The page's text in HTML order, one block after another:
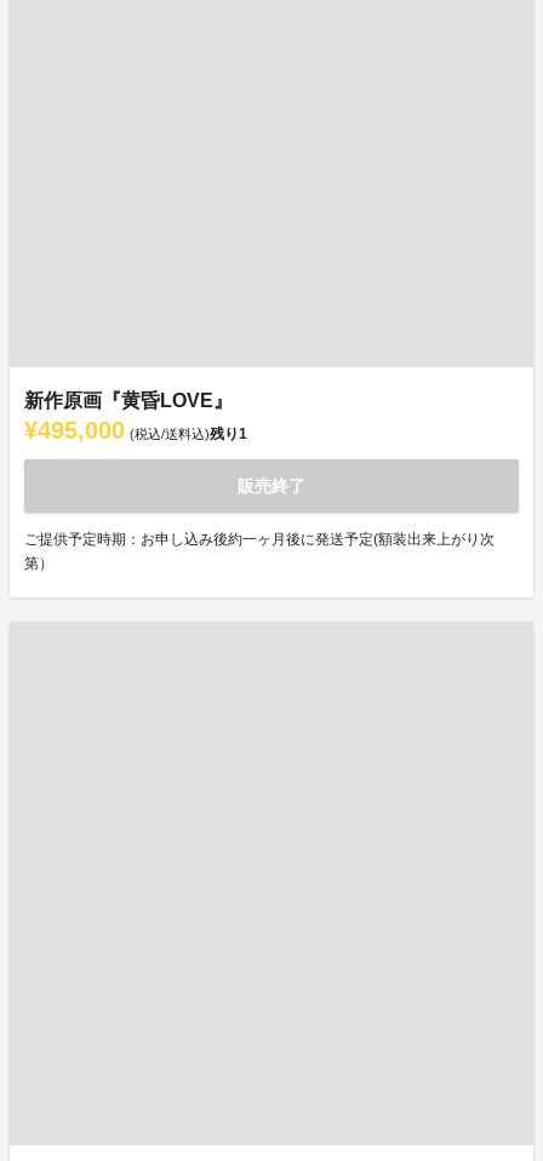
新作原画『黄昏LOVE』
¥495,000 (税込/送料込)残り1
販売終了
ご提供予定時期：お申し込み後約一ヶ月後に発送予定(額装出来上がり次
第）